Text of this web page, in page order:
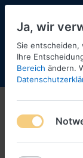
Menü
Ja, wir
Sie entscheiden,
Ihre
Bereich ändern.